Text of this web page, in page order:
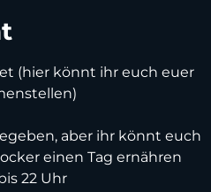
(hier könnt ihr euch euer
aber ihr könnt euch
einen Tag ernähren
22 Uhr